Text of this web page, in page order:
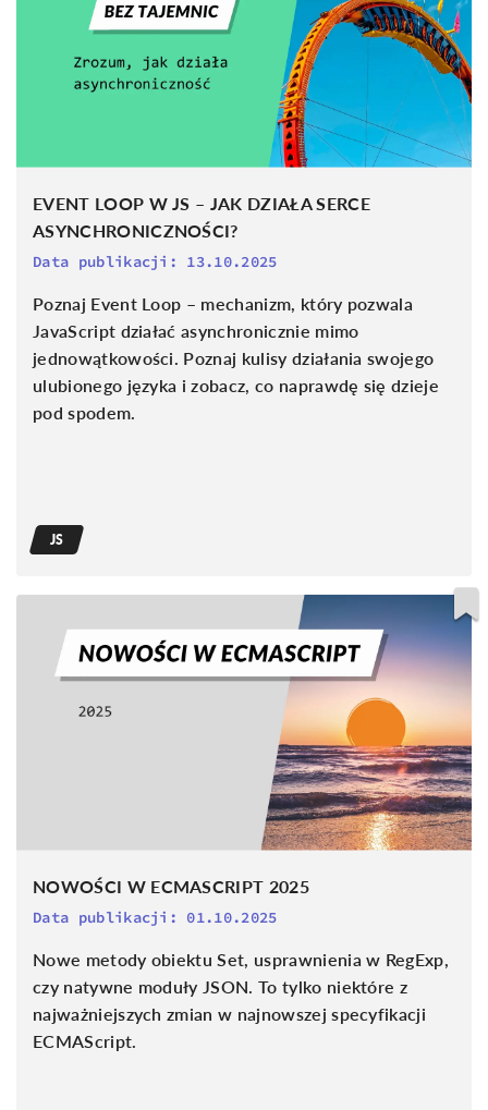
EVENT LOOP W JS – JAK DZIAŁA SERCE
ASYNCHRONICZNOŚCI?
Data publikacji: 13.10.2025
Poznaj Event Loop – mechanizm, który pozwala
JavaScript działać asynchronicznie mimo
jednowątkowości. Poznaj kulisy działania swojego
ulubionego języka i zobacz, co naprawdę się dzieje
pod spodem.
JS
NOWOŚCI W ECMASCRIPT 2025
Data publikacji: 01.10.2025
Nowe metody obiektu Set, usprawnienia w RegExp,
czy natywne moduły JSON. To tylko niektóre z
najważniejszych zmian w najnowszej specyfikacji
ECMAScript.